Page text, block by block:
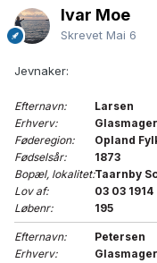
Ivar Moe
Skrevet Mai 6
Jevnaker:
Efternavn: Larsen
Erhverv:
Føderegion:
Opland
Fødselsår:
1873
Bopæl, lokalitet:Taarnby
Lov af:
03 03 1914
Løbenr:
195
Efternavn: Petersen
Erhverv: